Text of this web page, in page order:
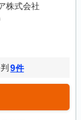
株式会社
9件